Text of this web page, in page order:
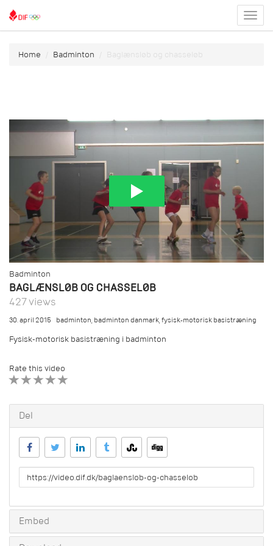
menu
Home Badminton Baglænsløb og chasseløb
Badminton
BAGLÆNSLØB OG CHASSELØB
427 views
30. april 2015 badminton,badminton danmark,fysisk-motorisk basistræning
Fysisk-motorisk basistræning i badminton
Rate this video
Del
URL
to
Embed